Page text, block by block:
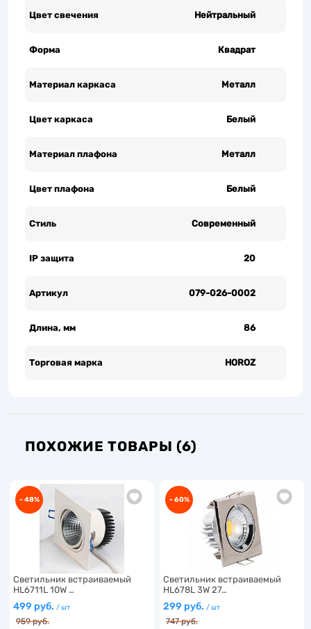
Цвет свечения Нейтральный
Форма Квадрат
Материал каркаса Металл
Цвет каркаса Белый
Материал плафона Металл
Цвет плафона Белый
Стиль Современный
IP защита 20
Артикул 079-026-0002
Длина, мм 86
Торговая марка HOROZ
ПОХОЖИЕ ТОВАРЫ (6)
- 48%
Светильник встраиваемый
HL6711L 10W …
499 руб. / шт
959 руб.
- 60%
Светильник встраиваемый
HL678L 3W 27…
299 руб. / шт
747 руб.